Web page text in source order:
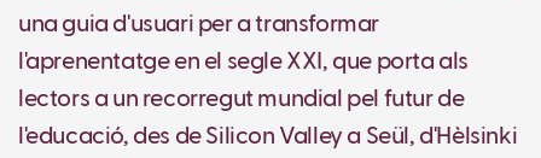
una guia d'usuari per a transformar
l'aprenentatge en el segle XXI, que porta als
lectors a un recorregut mundial pel futur de
l'educació, des de Silicon Valley a Seül, d'Hèlsinki